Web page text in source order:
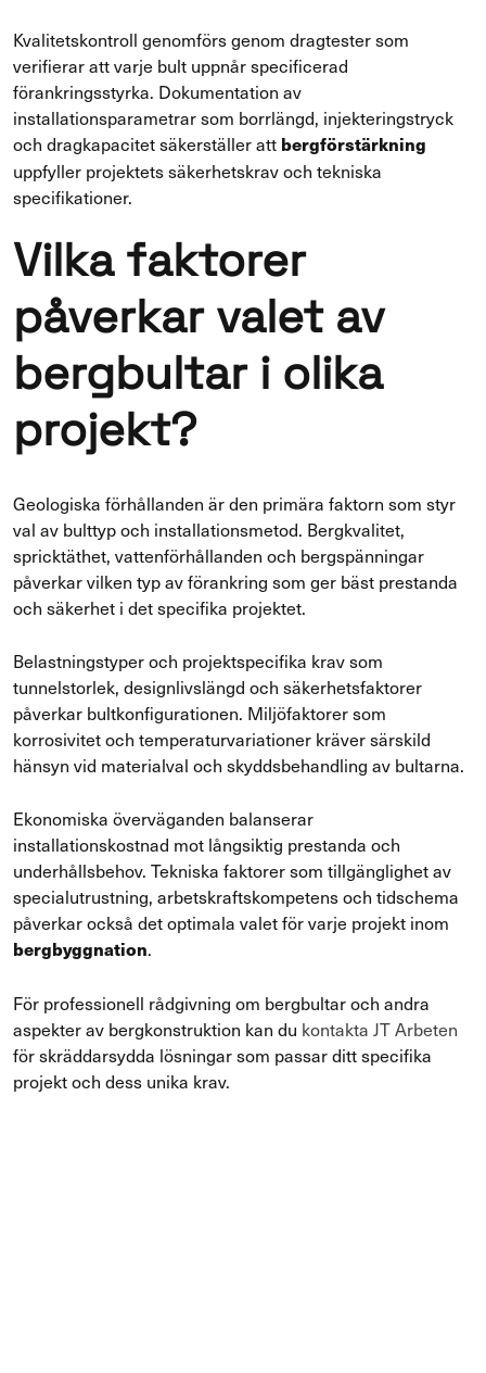
Kvalitetskontroll genomförs genom dragtester som
verifierar att varje bult uppnår specificerad
förankringsstyrka. Dokumentation av
installationsparametrar som borrlängd, injekteringstryck
och dragkapacitet säkerställer att bergförstärkning
uppfyller projektets säkerhetskrav och tekniska
specifikationer.
Vilka faktorer
påverkar valet av
bergbultar i olika
projekt?
Geologiska förhållanden är den primära faktorn som styr
val av bulttyp och installationsmetod. Bergkvalitet,
spricktäthet, vattenförhållanden och bergspänningar
påverkar vilken typ av förankring som ger bäst prestanda
och säkerhet i det specifika projektet.
Belastningstyper och projektspecifika krav som
tunnelstorlek, designlivslängd och säkerhetsfaktorer
påverkar bultkonfigurationen. Miljöfaktorer som
korrosivitet och temperaturvariationer kräver särskild
hänsyn vid materialval och skyddsbehandling av bultarna.
Ekonomiska överväganden balanserar
installationskostnad mot långsiktig prestanda och
underhållsbehov. Tekniska faktorer som tillgänglighet av
specialutrustning, arbetskraftskompetens och tidschema
påverkar också det optimala valet för varje projekt inom
bergbyggnation.
För professionell rådgivning om bergbultar och andra
aspekter av bergkonstruktion kan du kontakta JT Arbeten
för skräddarsydda lösningar som passar ditt specifika
projekt och dess unika krav.